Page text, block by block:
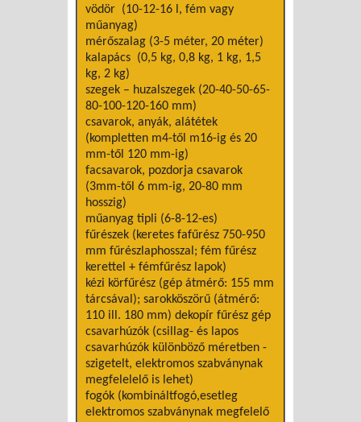
vödör (10-12-16 l, fém vagy
műanyag)
mérőszalag (3-5 méter, 20 méter)
kalapács (0,5 kg, 0,8 kg, 1 kg, 1,5
kg, 2 kg)
szegek – huzalszegek (20-40-50-65-
80-100-120-160 mm)
csavarok, anyák, alátétek
(kompletten m4-től m16-ig és 20
mm-től 120 mm-ig)
facsavarok, pozdorja csavarok
(3mm-től 6 mm-ig, 20-80 mm
hosszig)
műanyag tipli (6-8-12-es)
fűrészek (keretes fafűrész 750-950
mm fűrészlaphosszal; fém fűrész
kerettel + fémfűrész lapok)
kézi körfűrész (gép átmérő: 155 mm
tárcsával); sarokköszörű (átmérő:
110 ill. 180 mm) dekopír fűrész gép
csavarhúzók (csillag- és lapos
csavarhúzók különböző méretben -
szigetelt, elektromos szabványnak
megfelelelő is lehet)
fogók (kombináltfogó,esetleg
elektromos szabványnak megfelelő